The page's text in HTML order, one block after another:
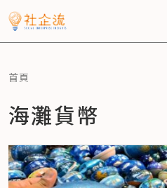
首頁
海灘貨幣